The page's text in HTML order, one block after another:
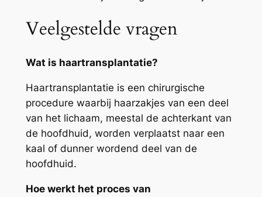
Veelgestelde vragen
Wat is haartransplantatie?
Haartransplantatie is een chirurgische
procedure waarbij haarzakjes van een deel
van het lichaam, meestal de achterkant van
de hoofdhuid, worden verplaatst naar een
kaal of dunner wordend deel van de
hoofdhuid.
Hoe werkt het proces van